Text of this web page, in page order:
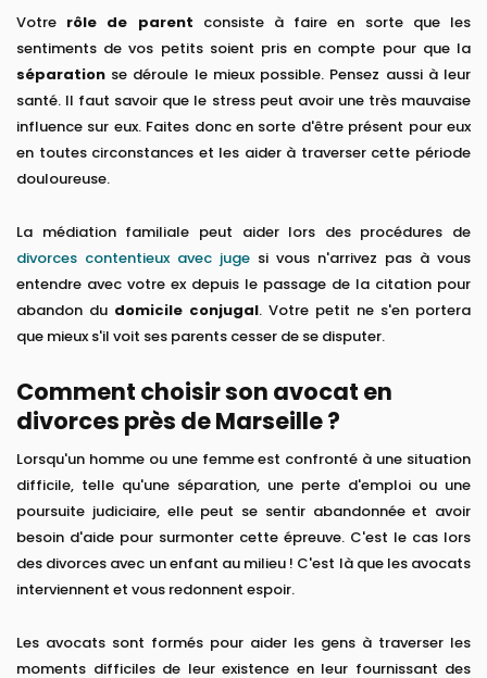
Votre rôle de parent consiste à faire en sorte que les
sentiments de vos petits soient pris en compte pour que la
séparation se déroule le mieux possible. Pensez aussi à leur
santé. Il faut savoir que le stress peut avoir une très mauvaise
influence sur eux. Faites donc en sorte d'être présent pour eux
en toutes circonstances et les aider à traverser cette période
douloureuse.
La médiation familiale peut aider lors des procédures de
divorces contentieux avec juge si vous n'arrivez pas à vous
entendre avec votre ex depuis le passage de la citation pour
abandon du domicile conjugal. Votre petit ne s'en portera
que mieux s'il voit ses parents cesser de se disputer.
Comment choisir son avocat en
divorces près de Marseille ?
Lorsqu'un homme ou une femme est confronté à une situation
difficile, telle qu'une séparation, une perte d'emploi ou une
poursuite judiciaire, elle peut se sentir abandonnée et avoir
besoin d'aide pour surmonter cette épreuve. C'est le cas lors
des divorces avec un enfant au milieu ! C'est là que les avocats
interviennent et vous redonnent espoir.
Les avocats sont formés pour aider les gens à traverser les
moments difficiles de leur existence en leur fournissant des